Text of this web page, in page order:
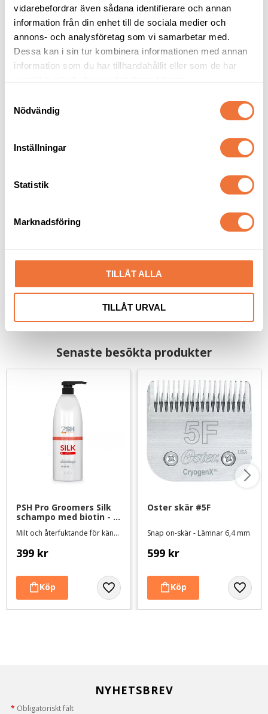
vidarebefordrar även sådana identifierare och annan
information från din enhet till de sociala medier och
annons- och analysföretag som vi samarbetar med.
Dessa kan i sin tur kombinera informationen med annan
information som du har tillhandahållit eller som de har
Nödvändig
Inställningar
Statistik
Marknadsföring
TILLÅT ALLA
TILLÅT URVAL
Andra köpte även
Oster skär #15
Snap on-skär - Lämnar 1,2 mm
PSH Pro Groomers Kera
För lång rak päls, samt för att reparera torr eller skadad päls
99
Senaste besökta produkter
PSH Pro Groomers Silk
schampo med biotin - 1
Milt och återfuktande för känslig päls och hud
399 kr
Oster skär #5F
Snap on-skär - Lämnar 6,4 mm
599 kr
NYHETSBREV
* Obligatoriskt fält